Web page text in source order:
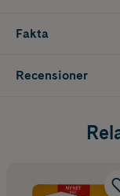
Fakta
Recensioner